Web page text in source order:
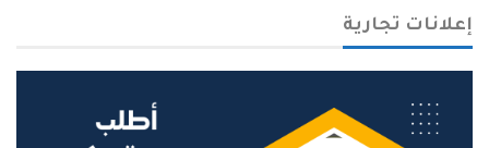
إعلانات تجارية